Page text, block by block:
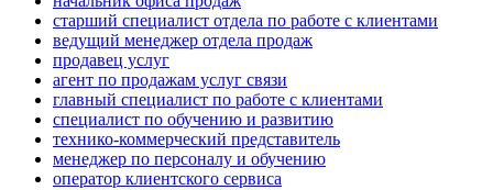
старший специалист отдела по работе с клиентами
ведущий менеджер отдела продаж
продавец услуг
агент по продажам услуг связи
главный специалист по работе с клиентами
специалист по обучению и развитию
технико-коммерческий представитель
менеджер по персоналу и обучению
оператор клиентского сервиса